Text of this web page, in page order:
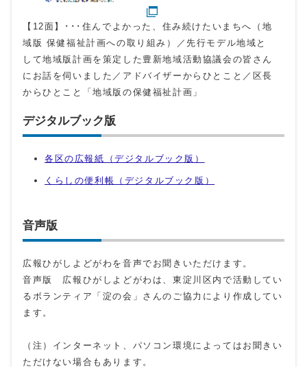
【12面】･･･住んでよかった、住み続けたいまちへ（地
域版 保健福祉計画への取り組み）／先行モデル地域と
して地域版計画を策定した豊新地域活動協議会の皆さん
にお話を伺いました／アドバイザーからひとこと／区長
からひとこと「地域版の保健福祉計画」
デジタルブック版
各区の広報紙（デジタルブック版）
くらしの便利帳（デジタルブック版）
音声版
広報ひがしよどがわを音声でお聞きいただけます。
音声版 広報ひがしよどがわは、東淀川区内で活動してい
るボランティア「淀の会」さんのご協力により作成してい
ます。
（注）インターネット、パソコン環境によってはお聞きい
ただけない場合もあります。